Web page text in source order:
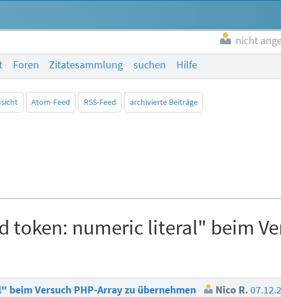
nicht
Foren Zitatesammlung suchen Hilfe
Atom-Feed RSS-Feed archivierte Beiträge
token: numeric literal" beim
Versuch PHP-Array zu übernehmen Nico R.